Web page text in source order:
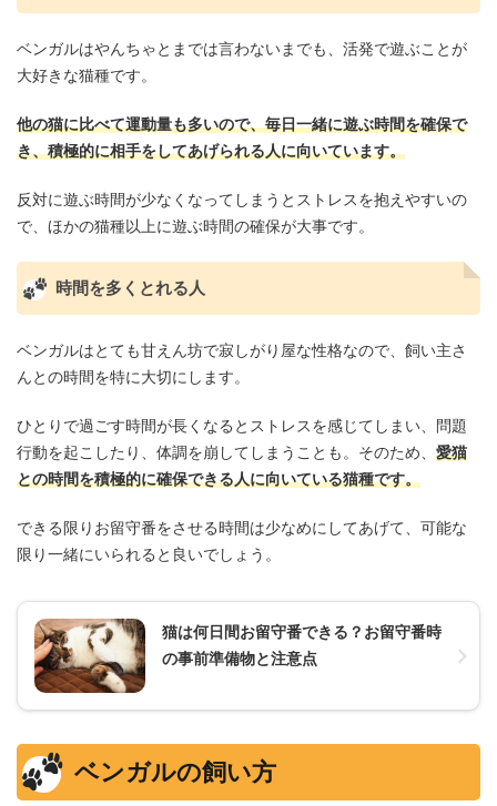
ベンガルはやんちゃとまでは言わないまでも、活発で遊ぶことが
大好きな猫種です。
他の猫に比べて運動量も多いので、毎日一緒に遊ぶ時間を確保で
き、積極的に相手をしてあげられる人に向いています。
反対に遊ぶ時間が少なくなってしまうとストレスを抱えやすいの
で、ほかの猫種以上に遊ぶ時間の確保が大事です。
時間を多くとれる人
ベンガルはとても甘えん坊で寂しがり屋な性格なので、飼い主さ
んとの時間を特に大切にします。
ひとりで過ごす時間が長くなるとストレスを感じてしまい、問題
行動を起こしたり、体調を崩してしまうことも。そのため、 愛猫
との時間を積極的に確保できる人に向いている猫種です。
できる限りお留守番をさせる時間は少なめにしてあげて、可能な
限り一緒にいられると良いでしょう。
猫は何日間お留守番できる？お留守番時
の事前準備物と注意点
ベンガルの飼い方